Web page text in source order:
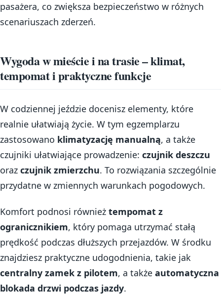
pasażera, co zwiększa bezpieczeństwo w różnych
scenariuszach zderzeń.
Wygoda w mieście i na trasie – klimat,
tempomat i praktyczne funkcje
W codziennej jeździe docenisz elementy, które
realnie ułatwiają życie. W tym egzemplarzu
zastosowano klimatyzację manualną, a także
czujniki ułatwiające prowadzenie: czujnik deszczu
oraz czujnik zmierzchu. To rozwiązania szczególnie
przydatne w zmiennych warunkach pogodowych.
Komfort podnosi również tempomat z
ogranicznikiem, który pomaga utrzymać stałą
prędkość podczas dłuższych przejazdów. W środku
znajdziesz praktyczne udogodnienia, takie jak
centralny zamek z pilotem, a także automatyczna
blokada drzwi podczas jazdy.